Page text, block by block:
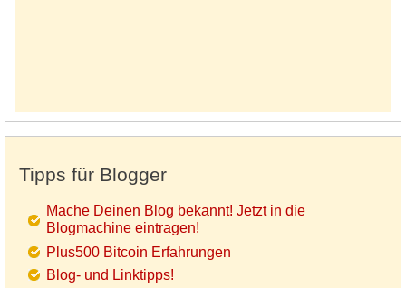
Tipps für Blogger
Mache Deinen Blog bekannt! Jetzt in die
Blogmachine eintragen!
Plus500 Bitcoin Erfahrungen
Blog- und Linktipps!